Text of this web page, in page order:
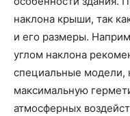
наклона крыши, так
и его размеры.
углом наклона
специальные модели,
максимальную
атмосферных